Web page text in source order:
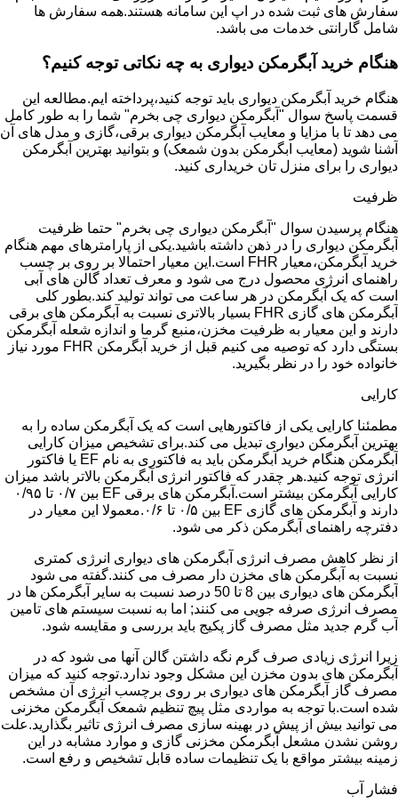
سفارش های ثبت شده در اپ این سامانه هستند.همه سفارش ها
شامل گارانتی خدمات می باشد.
هنگام خرید آبگرمکن دیواری به چه نکاتی توجه کنیم؟
هنگام خرید آبگرمکن دیواری باید توجه کنید،پرداخته ایم.مطالعه این
قسمت پاسخ سوال "آبگرمکن دیواری چی بخرم" شما را به طور کامل
می دهد تا با مزایا و معایب آبگرمکن دیواری برقی،گازی و مدل های آن
آشنا شوید (معایب ابگرمکن بدون شمعک) و بتوانید بهترین آبگرمکن
دیواری را برای منزل تان خریداری کنید.
ظرفیت
هنگام پرسیدن سوال "آبگرمکن دیواری چی بخرم" حتما ظرفیت
آبگرمکن دیواری را در ذهن داشته باشید.یکی از پارامترهای مهم هنگام
خرید آبگرمکن،معیار FHR است.این معیار احتمالا بر روی بر چسب
راهنمای انرژی محصول درج می شود و معرف تعداد گالن های آبی
است که یک آبگرمکن در هر ساعت می تواند تولید کند.بطور کلی
آبگرمکن های گازی FHR بسیار بالاتری نسبت به آبگرمکن های برقی
دارند و این معیار به ظرفیت مخزن،منبع گرما و اندازه شعله آبگرمکن
بستگی دارد که توصیه می کنیم قبل از خرید آبگرمکن FHR مورد نیاز
خانواده خود را در نظر بگیرید.
کارایی
مطمئنا کارایی یکی از فاکتورهایی است که یک آبگرمکن ساده را به
بهترین آبگرمکن دیواری تبدیل می کند.برای تشخیص میزان کارایی
آبگرمکن هنگام خرید آبگرمکن باید به فاکتوری به نام EF یا فاکتور
انرژی توجه کنید.هر چقدر که فاکتور انرژی آبگرمکن بالاتر باشد میزان
کارایی آبگرمکن بیشتر است.آبگرمکن های برقی EF بین ۰/۷ تا ۰/۹۵
دارند و آبگرمکن های گازی EF بین ۰/۵ تا ۰/۶.معمولا این معیار در
دفترچه راهنمای آبگرمکن ذکر می شود.
از نظر کاهش مصرف انرژی آبگرمکن های دیواری انرژی کمتری
نسبت به آبگرمکن های مخزن دار مصرف می کنند.گفته می شود
آبگرمکن های دیواری بین 8 تا 50 درصد نسبت به سایر آبگرمکن ها در
مصرف انرژی صرفه جویی می کنند; اما به نسبت سیستم های تامین
آب گرم جدید مثل مصرف گاز پکیج باید بررسی و مقایسه شود.
زیرا انرژی زیادی صرف گرم نگه داشتن گالن آنها می شود که در
آبگرمکن های بدون مخزن این مشکل وجود ندارد.توجه کنید که میزان
مصرف گاز آبگرمکن های دیواری بر روی برچسب انرژی آن مشخص
شده است.با توجه به مواردی مثل پیچ تنظیم شمعک آبگرمکن مخزنی
می توانید بیش از پیش در بهینه سازی مصرف انرژی تاثیر بگذارید.علت
روشن نشدن مشعل آبگرمکن مخزنی گازی و موارد مشابه در این
زمینه بیشتر مواقع با یک تنظیمات ساده قابل تشخیص و رفع است.
فشار آب